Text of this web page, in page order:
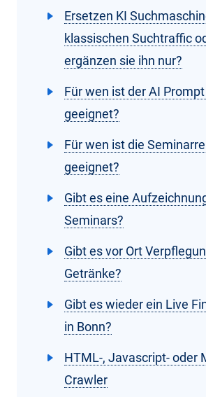
Ersetzen KI
klassischen Suchtraffic
ergänzen sie ihn nur?
Für wen ist der AI
geeignet?
Für wen ist die
geeignet?
Gibt es eine
Seminars?
Gibt es vor Ort
Getränke?
Gibt es wieder ein Live
in Bonn?
HTML-, Javascript- oder
Crawler